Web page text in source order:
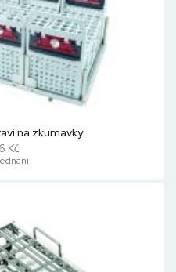
na zkumavky
Kč